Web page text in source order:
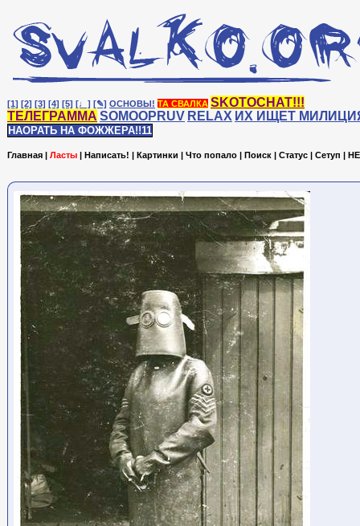
[1] [2] [3] [4] [5] [♩] [✎] ОСНОВЫ! ТА СВАЛКА SKOTOCHAT!!!
ТЕЛЕГРАММА SOMOOPRUV RELAX ИХ ИЩЕТ
НАОРАТЬ НА ФОЖЖЕРА!!11
Главная | Ласты | Написать! | Картинки | Что попало | Поиск | Статус | Сетуп |